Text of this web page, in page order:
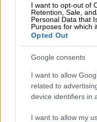
I want to opt-out of
Retention, Sale,
Personal Data that
Purposes for which
Opted Out
Google consents
I want to allow
related to
device identifiers in
I want to allow my
Άρειος Πάγος:
επισπευθούν
Ο εισαγγελέας
μέτρα, ώστε να